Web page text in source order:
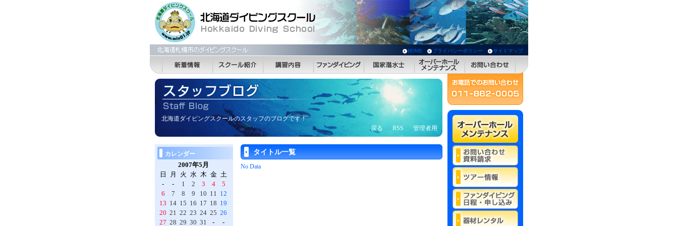
サイトマップ
プライバシーポリシー
HOME
北海道ダイビングスクールのスタッフのブログです！
戻る
RSS 管理者用
タイトル一覧
No Data
カレンダー
2007年5月
日
月 火 水 木 金 土
-
- 1 2 3 4
5
6
7 8 9 10 11 12
13 14 15 16 17 18 19
20 21 22 23 24 25 26
27 28 29 30 31 - -